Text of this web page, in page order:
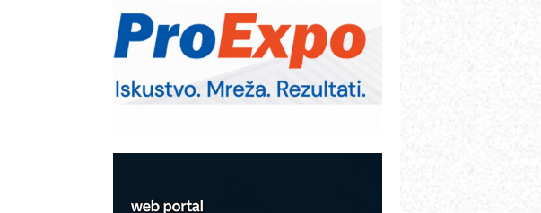
– Pametna signalizacija za efikasnije
upravljanje mašinama
Sigurnije ispitivanje transformatora u
solarnim elektranama i vetroparkovima
COMBYPACK
ROSA i SCHUNK podižu proizvodnju
Detekcija različitih oblika